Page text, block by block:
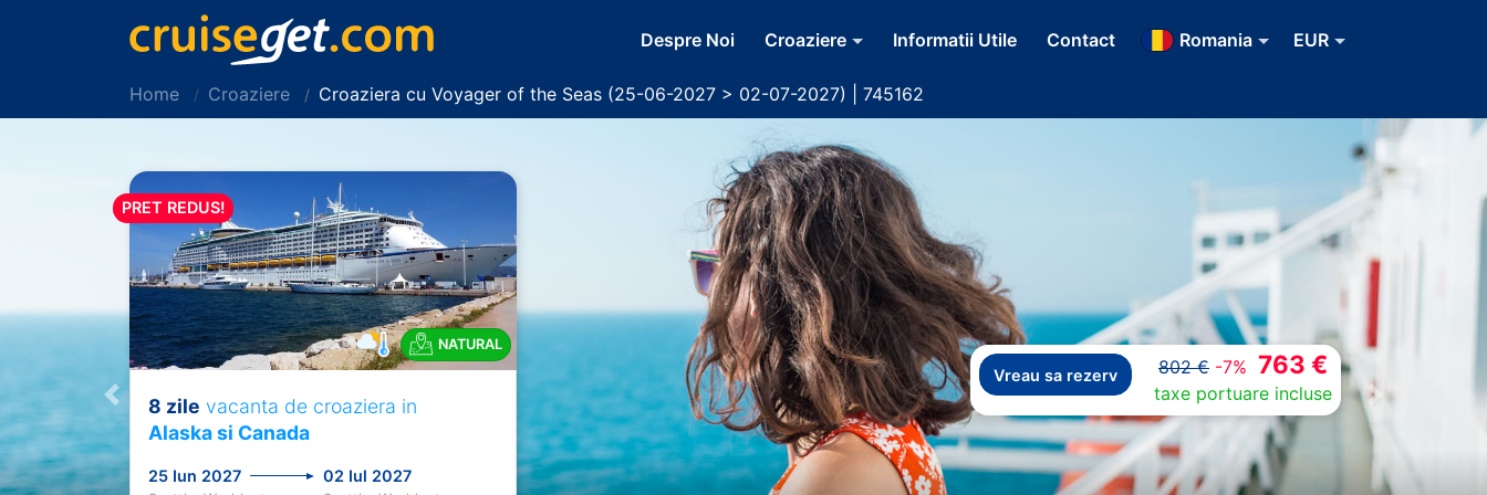
Despre Noi Croaziere Informatii Utile Contact Romania EUR
Home Croaziere Croaziera cu Voyager of the Seas (25-06-2027 > 02-07-2027) | 745162
Vreau sa rezerv 802 € -7% 763 €
taxe portuare incluse
Previous Next
PRET REDUS!
NATURAL
8 zile vacanta de croaziera in
Alaska si Canada
25 Iun 2027 02 Iul 2027